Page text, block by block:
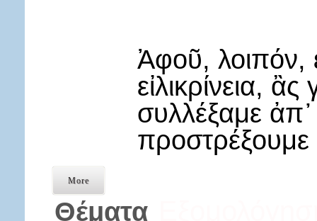
Ἀφοῦ, λοιπόν,
εἰλικρίνεια,
συλλέξαμε
προστρέξουμε
More
Θέματα